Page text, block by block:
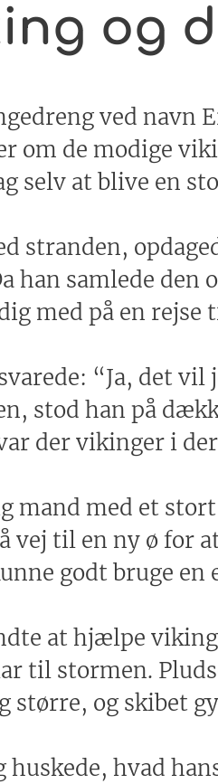
og
ved navn
om de modige
selv at blive en
stranden,
han samlede
med på en
“Ja, det
stod han på
der vikinger i
mand med et
vej til en ny ø for
godt bruge en
at hjælpe
til stormen.
større, og skibet
hvad